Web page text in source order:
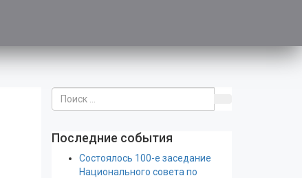
Последние события
Состоялось 100-е заседание
Национального совета по